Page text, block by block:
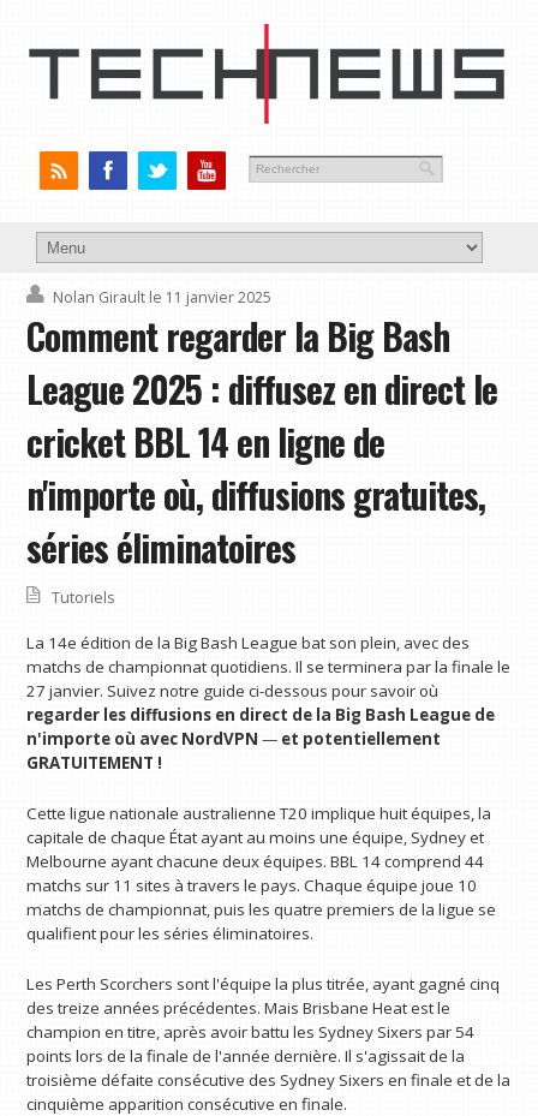
Nolan Girault le 11 janvier 2025
Comment regarder la Big Bash
League 2025 : diffusez en direct le
cricket BBL 14 en ligne de
n'importe où, diffusions gratuites,
séries éliminatoires
Tutoriels
La 14e édition de la Big Bash League bat son plein, avec des
matchs de championnat quotidiens. Il se terminera par la finale le
27 janvier. Suivez notre guide ci-dessous pour savoir où
regarder les diffusions en direct de la Big Bash League de
n'importe où avec NordVPN — et potentiellement
GRATUITEMENT !
Cette ligue nationale australienne T20 implique huit équipes, la
capitale de chaque État ayant au moins une équipe, Sydney et
Melbourne ayant chacune deux équipes. BBL 14 comprend 44
matchs sur 11 sites à travers le pays. Chaque équipe joue 10
matchs de championnat, puis les quatre premiers de la ligue se
qualifient pour les séries éliminatoires.
Les Perth Scorchers sont l'équipe la plus titrée, ayant gagné cinq
des treize années précédentes. Mais Brisbane Heat est le
champion en titre, après avoir battu les Sydney Sixers par 54
points lors de la finale de l'année dernière. Il s'agissait de la
troisième défaite consécutive des Sydney Sixers en finale et de la
cinquième apparition consécutive en finale.